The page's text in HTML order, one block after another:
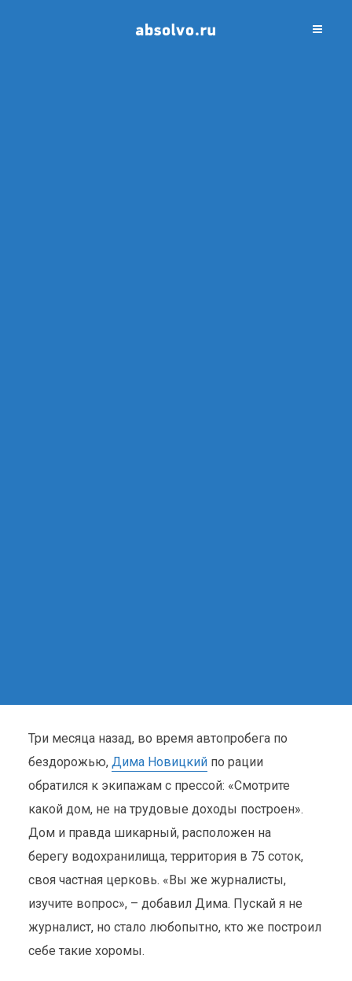
Три месяца назад, во время автопробега по
бездорожью, Дима Новицкийпо рации
обратился к экипажам с прессой: «Смотрите
какой дом, не на трудовые доходы построен».
Дом и правда шикарный, расположен на
берегу водохранилища, территория в 75 соток,
своя частная церковь. «Вы же журналисты,
изучите вопрос», – добавил Дима. Пускай я не
журналист, но стало любопытно, кто же построил
себе такие хоромы.